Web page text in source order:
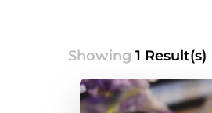
Showing 1 Result(s)